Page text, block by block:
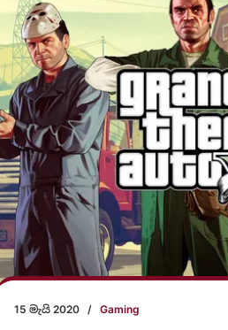
15 මැයි 2020 / Gaming